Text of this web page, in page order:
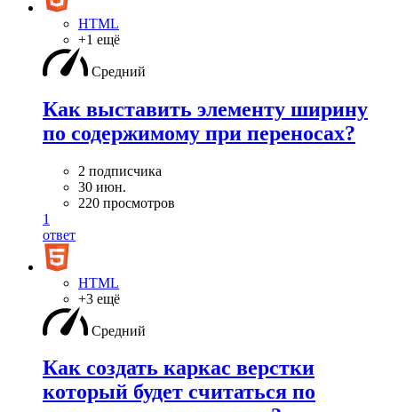
HTML
+1 ещё
Средний
Как выставить элементу ширину
по содержимому при переносах?
2 подписчика
30 июн.
220 просмотров
1
ответ
HTML
+3 ещё
Средний
Как создать каркас верстки
который будет считаться по